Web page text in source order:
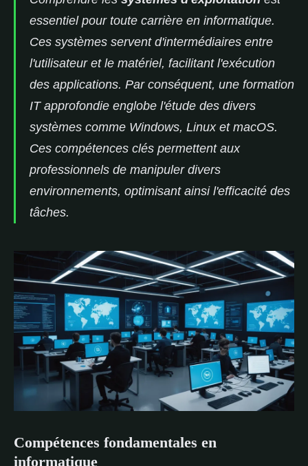
essentiel pour toute carrière en informatique.
Ces systèmes servent d'intermédiaires entre
l'utilisateur et le matériel, facilitant l'exécution
des applications. Par conséquent, une formation
IT approfondie englobe l'étude des divers
systèmes comme Windows, Linux et macOS.
Ces compétences clés permettent aux
professionnels de manipuler divers
environnements, optimisant ainsi l'efficacité des
tâches.
Compétences fondamentales en
informatique